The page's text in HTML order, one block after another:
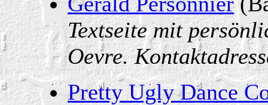
Textseite mit
Oevre.
Pretty Ugly Dance